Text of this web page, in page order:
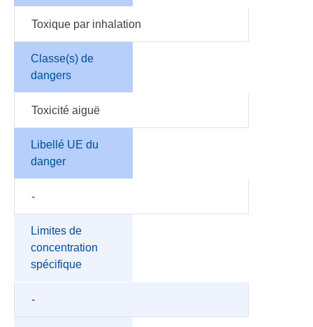
Toxique par inhalation
Classe(s) de
dangers
Toxicité aiguë
Libellé UE du
danger
-
Limites de
concentration
spécifique
-